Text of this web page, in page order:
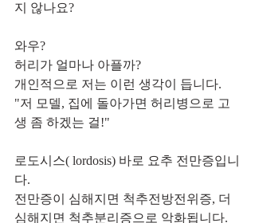
지 않나요?
와우?
허리가 얼마나 아플까?
개인적으로 저는 이런 생각이 듭니다.
"저 모델, 집에 돌아가면 허리병으로 고
생 좀 하겠는 걸!"
로도시스( lordosis) 바로 요추 전만증입니
다.
전만증이 심해지면 척추전방전위증, 더
심해지면 척추분리증으로 악화됩니다.